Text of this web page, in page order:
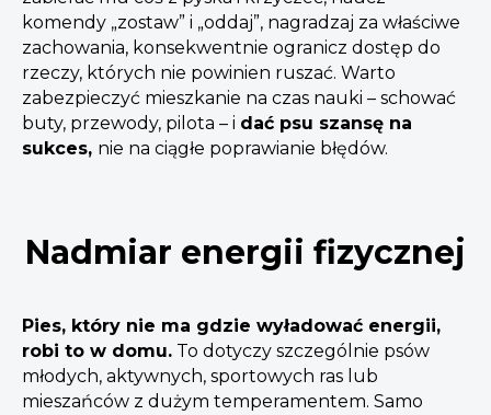
komendy „zostaw” i „oddaj”, nagradzaj za właściwe
zachowania, konsekwentnie ogranicz dostęp do
rzeczy, których nie powinien ruszać. Warto
zabezpieczyć mieszkanie na czas nauki – schować
buty, przewody, pilota – i dać psu szansę na
sukces, nie na ciągłe poprawianie błędów.
Nadmiar energii fizycznej
Pies, który nie ma gdzie wyładować energii,
robi to w domu. To dotyczy szczególnie psów
młodych, aktywnych, sportowych ras lub
mieszańców z dużym temperamentem. Samo